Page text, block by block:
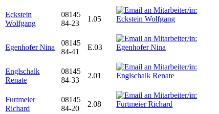
Eckstein
Wolfgang
08145
84-23
1.05
Egenhofer Nina
08145
84-41
E.03
Englschalk
Renate
08145
84-33
2.01
Furtmeier
Richard
08145
84-20
2.08